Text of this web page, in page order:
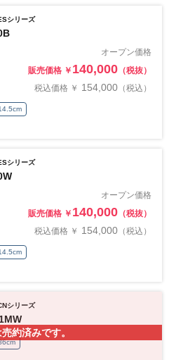
シリーズ
オープン価格
販売価格 ￥ 140,000 （税抜）
税込価格 ￥ 154,000 （税込）
シリーズ
オープン価格
販売価格 ￥ 140,000 （税抜）
税込価格 ￥ 154,000 （税込）
約済みです。
シリーズ